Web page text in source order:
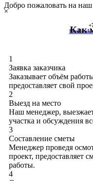
Добро пожаловать на наш
×
Как
1
Заявка заказчика
Заказывает объём
предоставляет свой
2
Выезд на место
Наш менеджер, выезжает
участка и обсуждения
3
Составление сметы
Менеджер проведя
проект, предоставляет
работы.
4